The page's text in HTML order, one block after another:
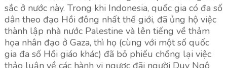
sắc ở nước này. Trong khi Indonesia, quốc gia có đa số
dân theo đạo Hồi đông nhất thế giới, đã ủng hộ việc
thành lập nhà nước Palestine và lên tiếng về thảm
họa nhân đạo ở Gaza, thì họ (cùng với một số quốc
gia đa số Hồi giáo khác) đã bỏ phiếu chống lại việc
thảo luận về các hành vi ngược đãi người Duy Ngô